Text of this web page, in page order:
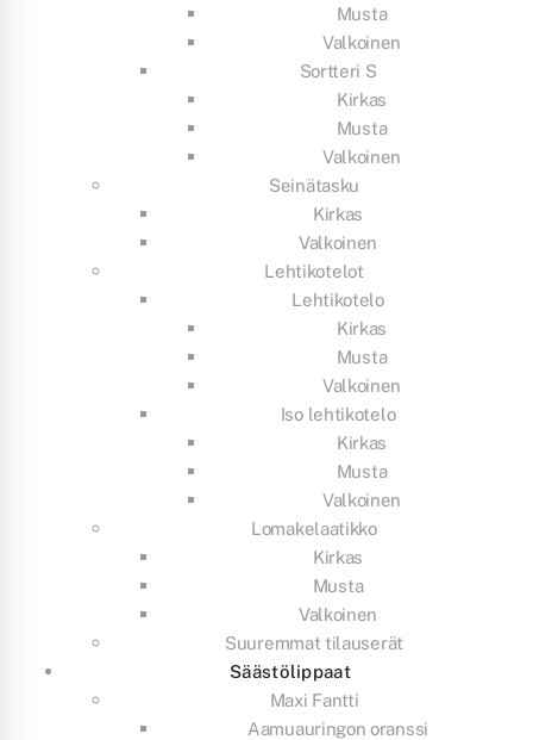
Musta
Valkoinen
Sortteri S
Kirkas
Musta
Valkoinen
Seinätasku
Kirkas
Valkoinen
Lehtikotelot
Lehtikotelo
Kirkas
Musta
Valkoinen
Iso lehtikotelo
Kirkas
Musta
Valkoinen
Lomakelaatikko
Kirkas
Musta
Valkoinen
Suuremmat tilauserät
Säästölippaat
Maxi Fantti
Aamuauringon oranssi